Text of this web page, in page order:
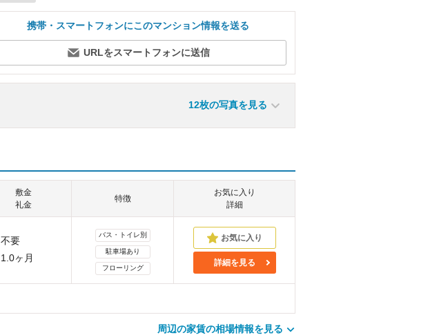
携帯・スマートフォンにこのマンション情報を送る
URLをスマートフォンに送信
12枚の写真を見る
敷金
礼金
特徴
お気に入り
詳細
不要
1.0ヶ月
バス・トイレ別
駐車場あり
フローリング
詳細を見る
周辺の家賃の相場情報を見る